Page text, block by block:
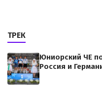
ТРЕК
Юниорский ЧЕ
Россия и